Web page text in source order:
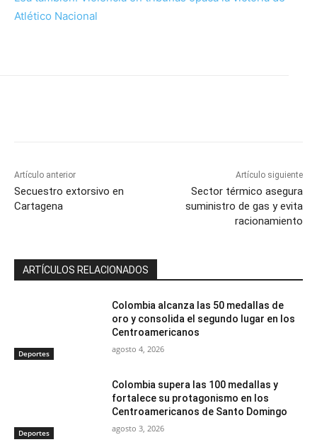
Atlético Nacional
Artículo anterior
Secuestro extorsivo en
Cartagena
Artículo siguiente
Sector térmico asegura
suministro de gas y evita
racionamiento
ARTÍCULOS RELACIONADOS
Deportes
Colombia alcanza las 50 medallas de
oro y consolida el segundo lugar en los
Centroamericanos
agosto 4, 2026
Deportes
Colombia supera las 100 medallas y
fortalece su protagonismo en los
Centroamericanos de Santo Domingo
agosto 3, 2026